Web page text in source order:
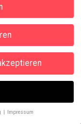
Impressum